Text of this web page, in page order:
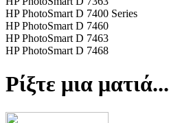
HP PhotoSmart D 7400 Series
HP PhotoSmart D 7460
HP PhotoSmart D 7463
HP PhotoSmart D 7468
Ρίξτε μια ματιά...